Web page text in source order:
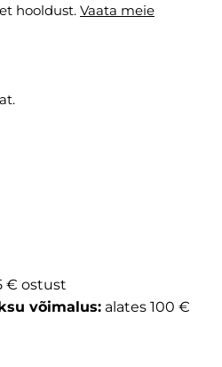
hooldust. Vaata meie
€ ostust
võimalus: alates 100 €